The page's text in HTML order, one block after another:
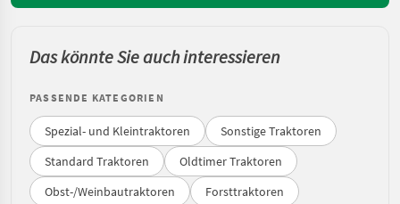
Das könnte Sie auch interessieren
PASSENDE KATEGORIEN
Spezial- und Kleintraktoren
Sonstige Traktoren
Standard Traktoren
Oldtimer Traktoren
Obst-/Weinbautraktoren
Forsttraktoren